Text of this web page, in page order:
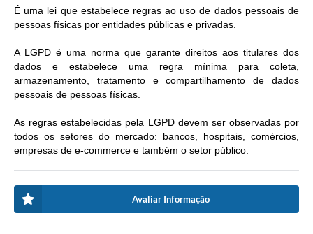
É uma lei que estabelece regras ao uso de dados pessoais de
pessoas físicas por entidades públicas e privadas.
A LGPD é uma norma que garante direitos aos titulares dos
dados e estabelece uma regra mínima para coleta,
armazenamento, tratamento e compartilhamento de dados
pessoais de pessoas físicas.
As regras estabelecidas pela LGPD devem ser observadas por
todos os setores do mercado: bancos, hospitais, comércios,
empresas de e-commerce e também o setor público.
Avaliar Informação